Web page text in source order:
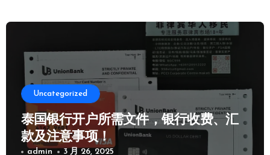
Uncategorized
泰国银行开户所需文件，银行收费、汇
款及注意事项！
admin 3 月 26, 2025